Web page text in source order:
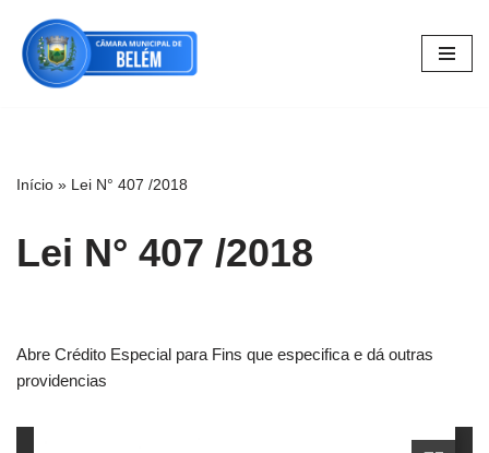
Pular
para
Início » Lei N° 407 /2018
Lei N° 407 /2018
Abre Crédito Especial para Fins que especifica e dá outras
providencias